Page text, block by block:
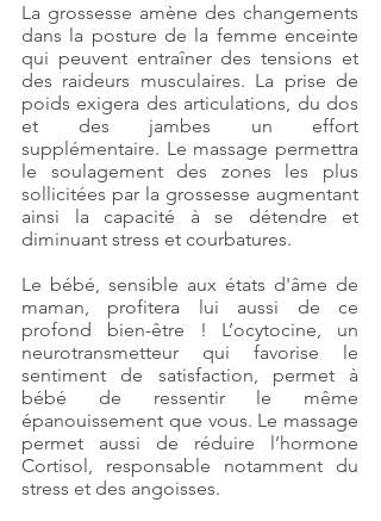
La grossesse amène des changements
dans la posture de la femme enceinte
qui peuvent entraîner des tensions et
des raideurs musculaires. La prise de
poids exigera des articulations, du dos
et des jambes un effort
supplémentaire. Le massage permettra
le soulagement des zones les plus
sollicitées par la grossesse augmentant
ainsi la capacité à se détendre et
diminuant stress et courbatures.
Le bébé, sensible aux états d'âme de
maman, profitera lui aussi de ce
profond bien-être ! L’ocytocine, un
neurotransmetteur qui favorise le
sentiment de satisfaction, permet à
bébé de ressentir le même
épanouissement que vous. Le massage
permet aussi de réduire l’hormone
Cortisol, responsable notamment du
stress et des angoisses.